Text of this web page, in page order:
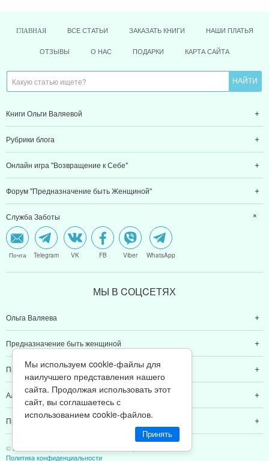
ГЛАВНАЯ ВСЕ СТАТЬИ ЗАКАЗАТЬ КНИГИ НАШИ ПЛАТЬЯ
ОТЗЫВЫ О НАС ПОДАРКИ КАРТА САЙТА
Книги Ольги Валяевой
Рубрики блога
Онлайн игра "Возвращение к Себе"
Форум "Предназначение быть Женщиной"
Служба Заботы
Почта Telegram VK FB Viber WhatsApp
МЫ В CОЦCЕТЯХ
Ольга Валяева
Предназначение быть женщиной
Предназначение быть мамой
Алексей Валяев
Предназначение быть папой
© 2011-2026 Предназначение быть Женщиной
Политика конфиденциальности
Мы используем cookie-файлы для
наилучшего представления нашего
сайта. Продолжая использовать этот
сайт, вы соглашаетесь с
использованием cookie-файлов.
Принять